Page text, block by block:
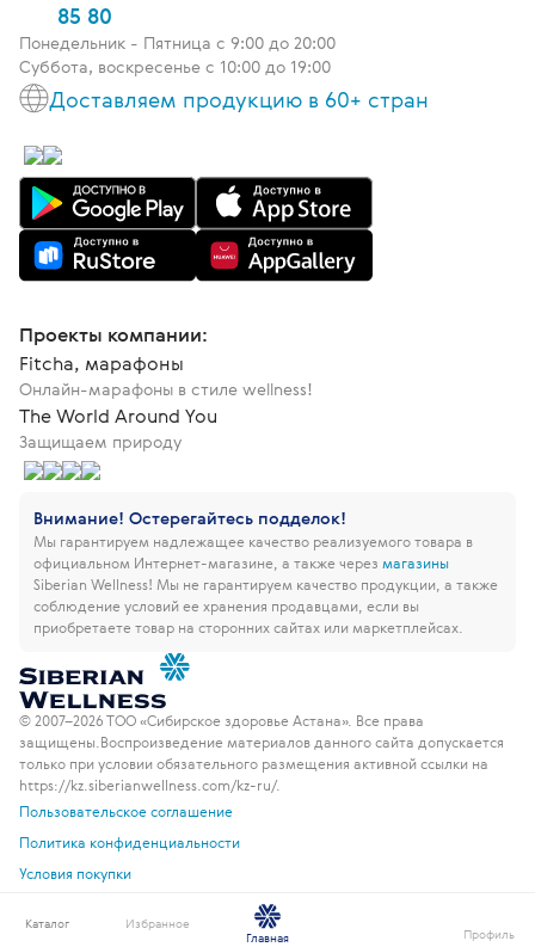
Каталог
Избранное
Главная
Профиль
85 80
Понедельник - Пятница c 9:00 до 20:00
Суббота, воскресенье с 10:00 до 19:00
Доставляем продукцию в 60+ стран
Проекты компании:
Fitcha, марафоны
Онлайн-марафоны в стиле wellness!
The World Around You
Защищаем природу
Внимание! Остерегайтесь подделок!
Мы гарантируем надлежащее качество реализуемого товара в
официальном Интернет-магазине, а также через магазины
Siberian Wellness! Мы не гарантируем качество продукции, а также
соблюдение условий ее хранения продавцами, если вы
приобретаете товар на сторонних сайтах или маркетплейсах.
© 2007–2026 ТОО «Сибирское здоровье Астана». Все права
защищены. Воспроизведение материалов данного сайта допускается
только при условии обязательного размещения активной ссылки на
https://kz.siberianwellness.com/kz-ru/.
Пользовательское соглашение
Политика конфиденциальности
Условия покупки